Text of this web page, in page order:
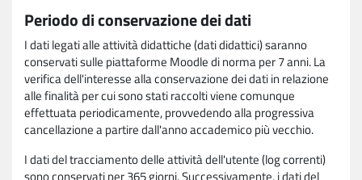
Periodo di conservazione dei dati
I dati legati alle attività didattiche (dati didattici) saranno
conservati sulle piattaforme Moodle di norma per 7 anni. La
verifica dell'interesse alla conservazione dei dati in relazione
alle finalità per cui sono stati raccolti viene comunque
effettuata periodicamente, provvedendo alla progressiva
cancellazione a partire dall'anno accademico più vecchio.
I dati del tracciamento delle attività dell'utente (log correnti)
sono conservati per 365 giorni. Successivamente, i dati del